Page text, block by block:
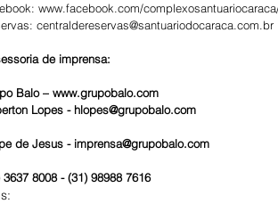
www.facebook.com/
centraldereservas@santuariodocaraca.com.br
de imprensa:
Balo – www.grupobalo.com
Lopes - hlopes@grupobalo.com
de Jesus - imprensa@grupobalo.com
3637 8008 - (31) 98988 7616